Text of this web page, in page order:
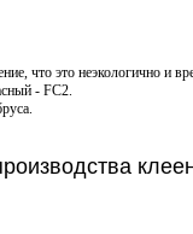
что это неэкологично и
- FC2.